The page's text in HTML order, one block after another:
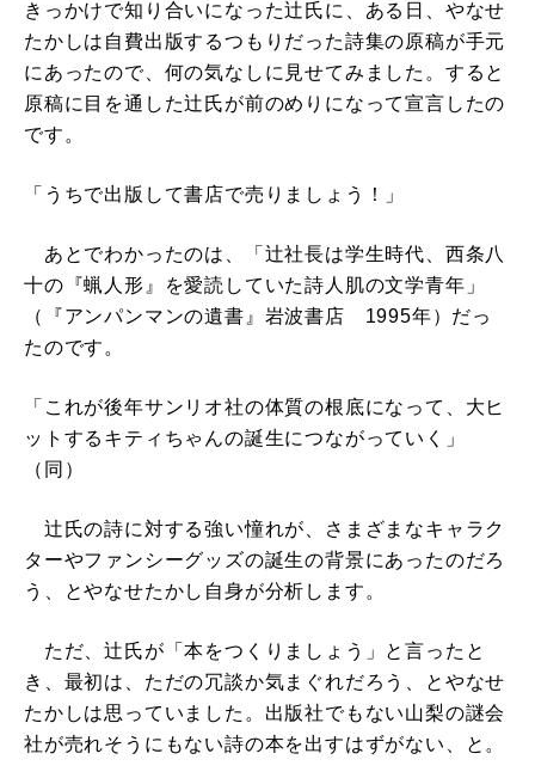
きっかけで知り合いになった辻氏に、ある日、やなせ
たかしは自費出版するつもりだった詩集の原稿が手元
にあったので、何の気なしに見せてみました。すると
原稿に目を通した辻氏が前のめりになって宣言したの
です。
「うちで出版して書店で売りましょう！」
あとでわかったのは、「辻社長は学生時代、西条八
十の『蝋人形』を愛読していた詩人肌の文学青年」
（『アンパンマンの遺書』岩波書店 1995年）だっ
たのです。
「これが後年サンリオ社の体質の根底になって、大ヒ
ットするキティちゃんの誕生につながっていく」
（同）
辻氏の詩に対する強い憧れが、さまざまなキャラク
ターやファンシーグッズの誕生の背景にあったのだろ
う、とやなせたかし自身が分析します。
ただ、辻氏が「本をつくりましょう」と言ったと
き、最初は、ただの冗談か気まぐれだろう、とやなせ
たかしは思っていました。出版社でもない山梨の謎会
社が売れそうにもない詩の本を出すはずがない、と。